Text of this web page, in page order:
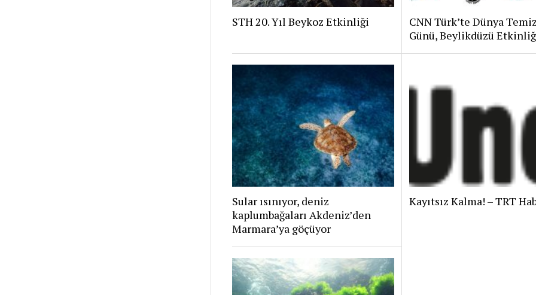
STH 20. Yıl Beykoz Etkinliği
CNN Türk’te Dünya
Günü, Beylikdüzü
Sular ısınıyor, deniz
kaplumbağaları Akdeniz’den
Marmara’ya göçüyor
Kayıtsız Kalma! – TRT